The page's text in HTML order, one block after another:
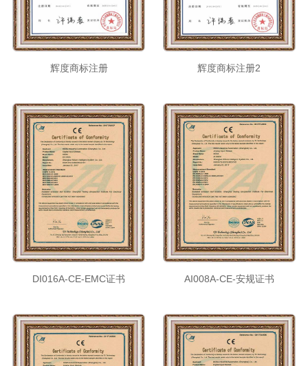
辉度商标注册 辉度商标注册2
DI016A-CE-EMC证书 AI008A-CE-安规证书